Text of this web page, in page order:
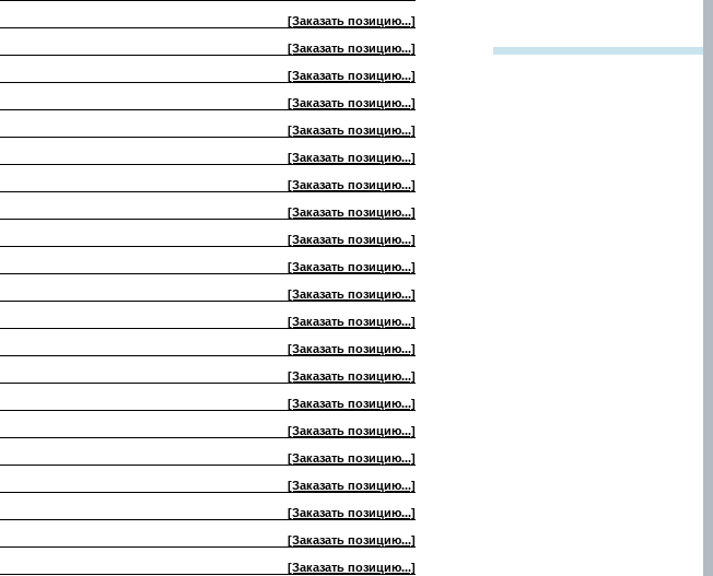
[Заказать позицию...]
[Заказать позицию...]
[Заказать позицию...]
[Заказать позицию...]
[Заказать позицию...]
[Заказать позицию...]
[Заказать позицию...]
[Заказать позицию...]
[Заказать позицию...]
[Заказать позицию...]
[Заказать позицию...]
[Заказать позицию...]
[Заказать позицию...]
[Заказать позицию...]
[Заказать позицию...]
[Заказать позицию...]
[Заказать позицию...]
[Заказать позицию...]
[Заказать позицию...]
[Заказать позицию...]
[Заказать позицию...]